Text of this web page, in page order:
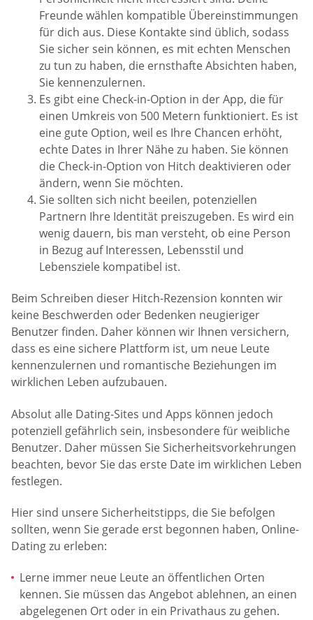
Freunde wählen kompatible Übereinstimmungen
für dich aus. Diese Kontakte sind üblich, sodass
Sie sicher sein können, es mit echten Menschen
zu tun zu haben, die ernsthafte Absichten haben,
Sie kennenzulernen.
Es gibt eine Check-in-Option in der App, die für
einen Umkreis von 500 Metern funktioniert. Es ist
eine gute Option, weil es Ihre Chancen erhöht,
echte Dates in Ihrer Nähe zu haben. Sie können
die Check-in-Option von Hitch deaktivieren oder
ändern, wenn Sie möchten.
Sie sollten sich nicht beeilen, potenziellen
Partnern Ihre Identität preiszugeben. Es wird ein
wenig dauern, bis man versteht, ob eine Person
in Bezug auf Interessen, Lebensstil und
Lebensziele kompatibel ist.
Beim Schreiben dieser Hitch-Rezension konnten wir
keine Beschwerden oder Bedenken neugieriger
Benutzer finden. Daher können wir Ihnen versichern,
dass es eine sichere Plattform ist, um neue Leute
kennenzulernen und romantische Beziehungen im
wirklichen Leben aufzubauen.
Absolut alle Dating-Sites und Apps können jedoch
potenziell gefährlich sein, insbesondere für weibliche
Benutzer. Daher müssen Sie Sicherheitsvorkehrungen
beachten, bevor Sie das erste Date im wirklichen Leben
festlegen.
Hier sind unsere Sicherheitstipps, die Sie befolgen
sollten, wenn Sie gerade erst begonnen haben, Online-
Dating zu erleben:
Lerne immer neue Leute an öffentlichen Orten
kennen. Sie müssen das Angebot ablehnen, an einen
abgelegenen Ort oder in ein Privathaus zu gehen.